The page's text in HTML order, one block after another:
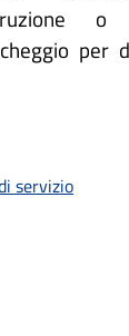
per
servizio